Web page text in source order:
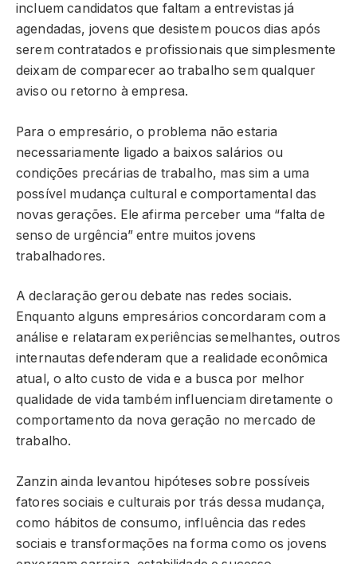
incluem candidatos que faltam a entrevistas já
agendadas, jovens que desistem poucos dias após
serem contratados e profissionais que simplesmente
deixam de comparecer ao trabalho sem qualquer
aviso ou retorno à empresa.
Para o empresário, o problema não estaria
necessariamente ligado a baixos salários ou
condições precárias de trabalho, mas sim a uma
possível mudança cultural e comportamental das
novas gerações. Ele afirma perceber uma “falta de
senso de urgência” entre muitos jovens
trabalhadores.
A declaração gerou debate nas redes sociais.
Enquanto alguns empresários concordaram com a
análise e relataram experiências semelhantes, outros
internautas defenderam que a realidade econômica
atual, o alto custo de vida e a busca por melhor
qualidade de vida também influenciam diretamente o
comportamento da nova geração no mercado de
trabalho.
Zanzin ainda levantou hipóteses sobre possíveis
fatores sociais e culturais por trás dessa mudança,
como hábitos de consumo, influência das redes
sociais e transformações na forma como os jovens